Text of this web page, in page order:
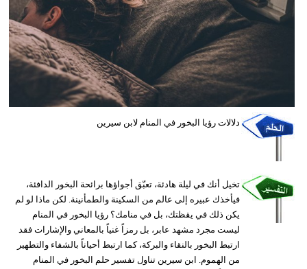
وسفر
ديكور
أخبار
أزياء
إسلامية
علوم
وتكنولوجيا
دلالات رؤيا البخور في المنام لابن سيرين
تخيل أنك في ليلة هادئة، تعبّق أجواؤها برائحة البخور الدافئة،
فيأخذك عبيره إلى عالم من السكينة والطمأنينة. لكن ماذا لو لم
يكن ذلك في يقظتك، بل في منامك؟ رؤيا البخور في المنام
ليست مجرد مشهد عابر، بل رمزاً غنياً بالمعاني والإشارات فقد
ارتبط البخور بالنقاء والبركة، كما ارتبط أحياناً بالشفاء والتطهير
من الهموم. ابن سيرين تناول تفسير حلم البخور في المنام